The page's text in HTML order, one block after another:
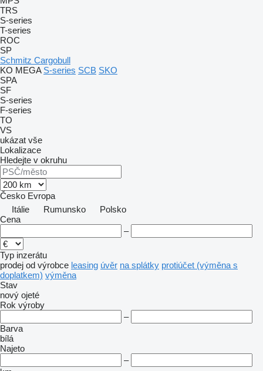
TRS
S-series
T-series
ROC
SP
Schmitz Cargobull
KO MEGA S-series SCB SKO
SPA
SF
S-series
F-series
TO
VS
ukázat vše
Lokalizace
Hledejte v okruhu
Česko Evropa
Itálie
Rumunsko
Polsko
Cena
–
Typ inzerátu
prodej od výrobce leasing úvěr na splátky protiúčet (výměna s
doplatkem) výměna
Stav
nový ojeté
Rok výroby
–
Barva
bílá
Najeto
–